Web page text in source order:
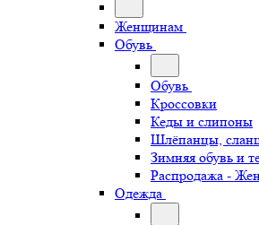
Женщинам
Обувь
Обувь
Кроссовки
Кеды и слипоны
Шлёпанцы,
Зимняя обувь и
Распродажа -
Одежда